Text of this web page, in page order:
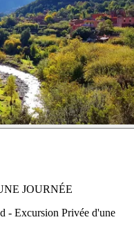
JOURNÉE
- Excursion Privée d'une